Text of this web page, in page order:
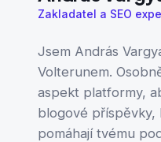
Zakladatel a SEO
Jsem András
Volterunem.
aspekt platformy,
blogové
pomáhají tvému